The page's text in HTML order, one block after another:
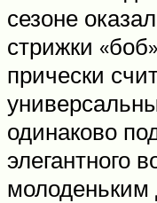
сезоне
стрижки
прически
одинаково
элегантного